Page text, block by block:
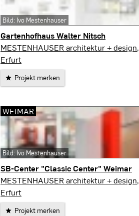
Gartenhofhaus Walter Nitsch
Erfurt
MESTENHAUSER architektur + design,
Erfurt
Projekt merken
Bild: Ivo Mestenhauser
SB-Center "Classic Center" Weimar
Weimar
MESTENHAUSER architektur + design,
Erfurt
Projekt merken
WEIMAR
Bild: Ivo Mestenhauser